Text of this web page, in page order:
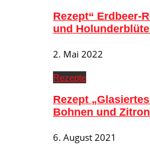
Rezept“ Erdbeer-
und
2. Mai 2022
Rezepte
Rezept
Bohnen und
6. August 2021